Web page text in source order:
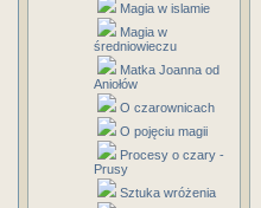
Magia w islamie
Magia w
średniowieczu
Matka Joanna od
Aniołów
O czarownicach
O pojęciu magii
Procesy o czary -
Prusy
Sztuka wróżenia